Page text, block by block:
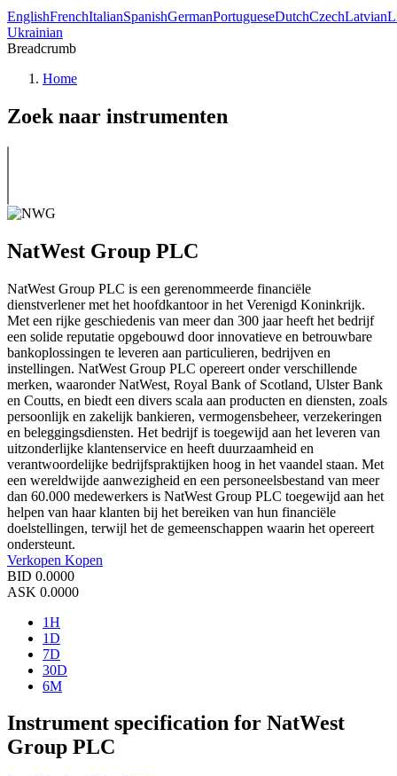
EnglishFrenchItalianSpanishGermanPortugueseDutchCzechLatvian
Ukrainian
Breadcrumb
Home
Zoek naar instrumenten
NatWest Group PLC
NatWest Group PLC is een gerenommeerde financiële
dienstverlener met het hoofdkantoor in het Verenigd Koninkrijk.
Met een rijke geschiedenis van meer dan 300 jaar heeft het bedrijf
een solide reputatie opgebouwd door innovatieve en betrouwbare
bankoplossingen te leveren aan particulieren, bedrijven en
instellingen. NatWest Group PLC opereert onder verschillende
merken, waaronder NatWest, Royal Bank of Scotland, Ulster Bank
en Coutts, en biedt een divers scala aan producten en diensten, zoals
persoonlijk en zakelijk bankieren, vermogensbeheer, verzekeringen
en beleggingsdiensten. Het bedrijf is toegewijd aan het leveren van
uitzonderlijke klantenservice en heeft duurzaamheid en
verantwoordelijke bedrijfspraktijken hoog in het vaandel staan. Met
een wereldwijde aanwezigheid en een personeelsbestand van meer
dan 60.000 medewerkers is NatWest Group PLC toegewijd aan het
helpen van haar klanten bij het bereiken van hun financiële
doelstellingen, terwijl het de gemeenschappen waarin het opereert
ondersteunt.
Verkopen Kopen
BID 0.0000
ASK 0.0000
1H
1D
7D
30D
6M
Instrument specification for NatWest
Group PLC